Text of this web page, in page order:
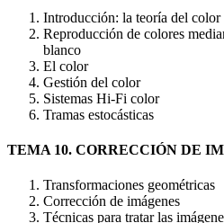
Introducción: la teoría del color
Reproducción de colores
blanco
El color
Gestión del color
Sistemas Hi-Fi color
Tramas estocásticas
TEMA 10. CORRECCIÓN DE
Transformaciones geométricas
Corrección de imágenes
Técnicas para tratar las